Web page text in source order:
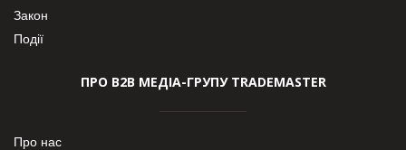
Закон
Події
ПРО В2В МЕДІА-ГРУПУ TRADEMASTER
Про нас